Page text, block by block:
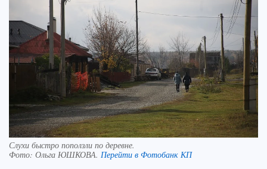
Слухи быстро поползли по деревне.
Фото: Ольга ЮШКОВА. Перейти в Фотобанк КП